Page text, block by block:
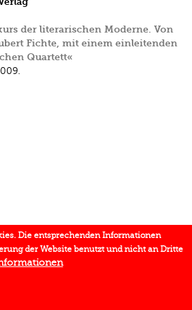
der literarischen Moderne. Von
Fichte, mit einem einleitenden
Quartett«
Die entsprechenden Informationen
der Website benutzt und nicht an Dritte